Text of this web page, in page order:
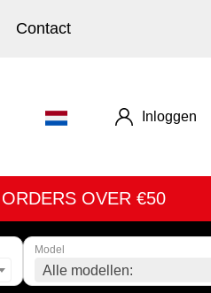
Contact
Inloggen
OVER €50
Model
Alle modellen: